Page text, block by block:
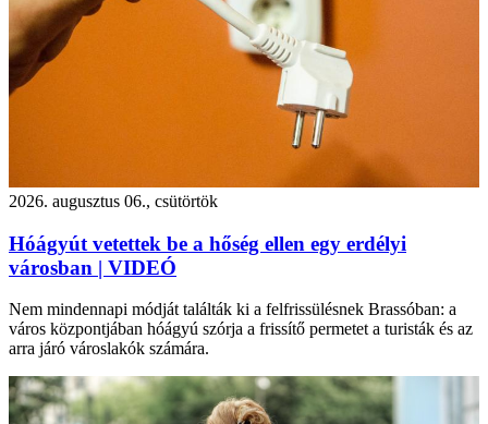
2026. augusztus 06., csütörtök
Hóágyút vetettek be a hőség ellen egy erdélyi
városban | VIDEÓ
Nem mindennapi módját találták ki a felfrissülésnek Brassóban: a
város központjában hóágyú szórja a frissítő permetet a turisták és az
arra járó városlakók számára.